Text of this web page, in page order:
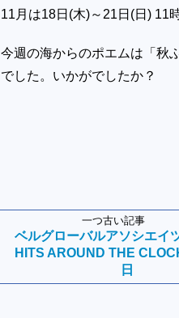
11月は18日(木)～21日(日) 11
今週の海からのポエムは「
でした。いかがでしたか？
一つ古い記事
ベルグローバルアソシエイ
HITS AROUND THE
日